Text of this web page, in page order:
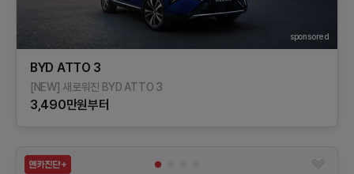
sponsored
BYD ATTO 3
[NEW] 새로워진 BYD ATTO 3
3,490만원부터